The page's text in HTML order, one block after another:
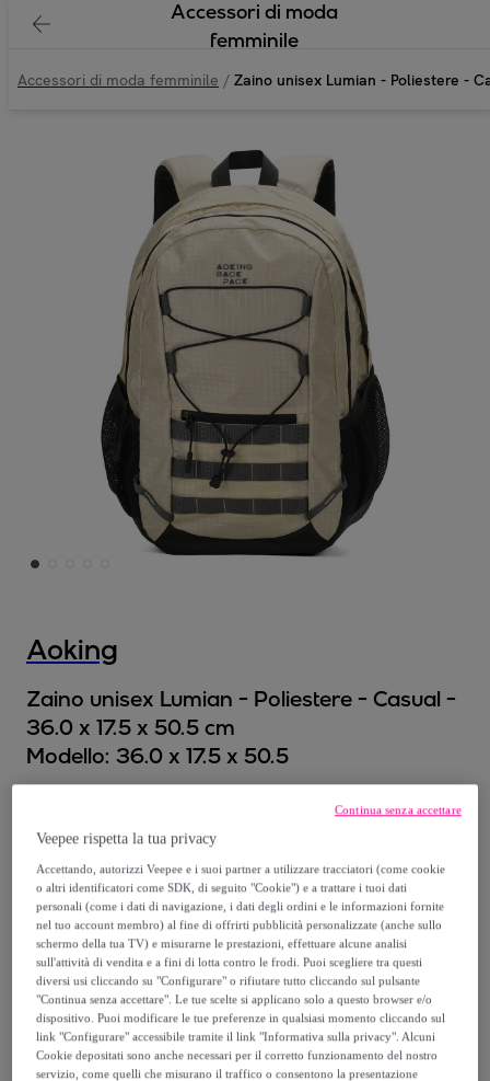
Accessori di moda
femminile
Accessori di moda femminile / Zaino unisex Lumian - Poliestere -
Aoking
Zaino unisex Lumian - Poliestere - Casual -
36.0 x 17.5 x 50.5 cm
Modello: 36.0 x 17.5 x 50.5
135,00 €
- 66%
NERO VERDE ROSSO
VERDE
SCURO
Veepee rispetta la tua privacy
Accettando, autorizzi Veepee e i suoi partner a utilizzare tracciatori (come cookie
o altri identificatori come SDK, di seguito "Cookie") e a trattare i tuoi dati
personali (come i dati di navigazione, i dati degli ordini e le informazioni fornite
nel tuo account membro) al fine di offrirti pubblicità personalizzate (anche sullo
schermo della tua TV) e misurarne le prestazioni, effettuare alcune analisi
sull'attività di vendita e a fini di lotta contro le frodi. Puoi scegliere tra questi
diversi usi cliccando su "Configurare" o rifiutare tutto cliccando sul pulsante
"Continua senza accettare". Le tue scelte si applicano solo a questo browser e/o
dispositivo. Puoi modificare le tue preferenze in qualsiasi momento cliccando sul
link "Configurare" accessibile tramite il link "Informativa sulla privacy". Alcuni
Cookie depositati sono anche necessari per il corretto funzionamento del nostro
servizio, come quelli che misurano il traffico o consentono la presentazione
Continua senza accettare